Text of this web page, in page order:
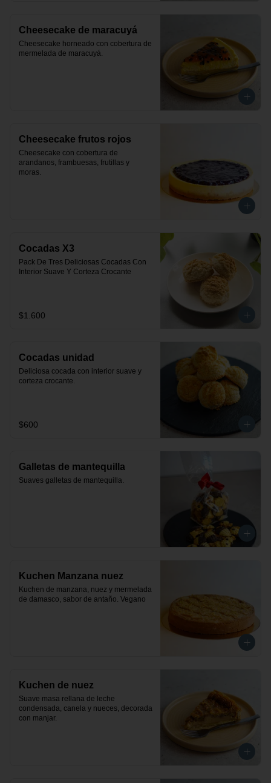
Cheesecake de maracuyá
Cheesecake horneado con cobertura de
mermelada de maracuyá.
Cheesecake frutos rojos
Cheesecake con cobertura de
arandanos, frambuesas, frutillas y
moras.
Cocadas X3
Pack De Tres Deliciosas Cocadas Con
Interior Suave Y Corteza Crocante
$1.600
Cocadas unidad
Deliciosa cocada con interior suave y
corteza crocante.
$600
Galletas de mantequilla
Suaves galletas de mantequilla.
Kuchen Manzana nuez
Kuchen de manzana, nuez y mermelada
de damasco, sabor de antaño. Vegano
Kuchen de nuez
Suave masa rellana de leche
condensada, canela y nueces, decorada
con manjar.